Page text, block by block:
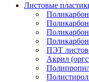
Листовые
ПЭТ
Акрил